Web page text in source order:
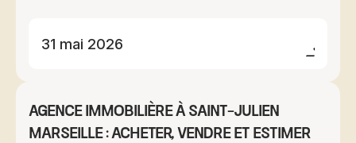
31 mai 2026
Agence immobilière à Saint-Julien
Marseille : acheter, vendre et estimer